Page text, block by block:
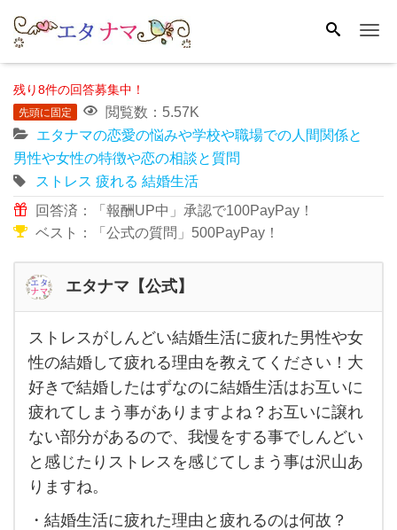
残り8件の回答募集中！
先頭に固定
閲覧数：5.57K
エタナマの恋愛の悩みや学校や職場での人間関係と
男性や女性の特徴や恋の相談と質問
ストレス 疲れる 結婚生活
回答済：「報酬UP中」承認で100PayPay！
ベスト：「公式の質問」500PayPay！
エタナマ【公式】
ス
ト
レ
ス
が
し
ん
ストレスがしんどい結婚生活に疲れた男性や女
性の結婚して疲れる理由を教えてください！大
好きで結婚したはずなのに結婚生活はお互いに
疲れてしまう事がありますよね？お互いに譲れ
ない部分があるので、我慢をする事でしんどい
と感じたりストレスを感じてしまう事は沢山あ
りますね。
・結婚生活に疲れた理由と疲れるのは何故？